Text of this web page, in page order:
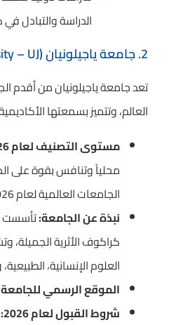
الدراسة والتبادل
2. جامعة ياجيلونيان (Jagiellonian University – UJ)
تعد جامعة ياجيلونيان من أقدم
العالم، وتتميز بسمعتها الأكاديمية
مستوى التصنيف لعام 2026:
محلياً وتنافس بقوة على
الجامعات العالمية لعام 2026.
نبذة عن الجامعة:
كراكوف الأثرية الجميلة،
العلوم الإنسانية،
الموقع الرسمي
شروط القبول لعام 2026: